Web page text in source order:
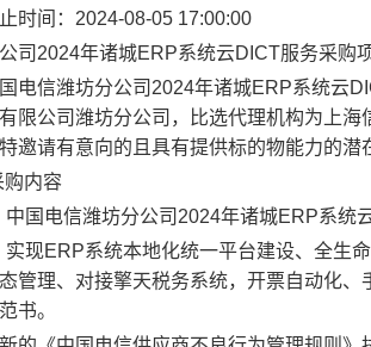
时间：2024-08-05 17:00:00
司 2024年诸城ERP系统云DICT服务采购
电信潍坊分公司 2024年诸城ERP系统云
限公司潍坊分公司 ，比选代理机构为 上
邀请有意向的且具有提供标的物能力的
购内容
国电信潍坊分公司 2024年诸城ERP系统
实现ERP系统本地化统一平台建设、全生
管理、对接擎天税务系统，开票自动化
书。